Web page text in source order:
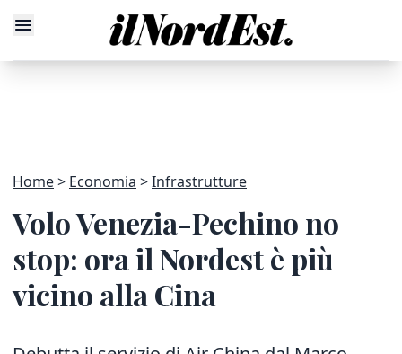
Home Economia Infrastrutture
Volo Venezia-Pechino no
stop: ora il Nordest è più
vicino alla Cina